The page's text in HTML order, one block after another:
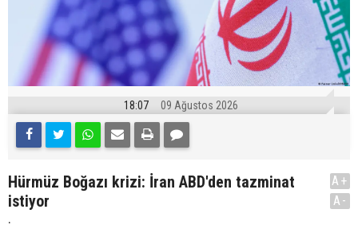
18:07 09 Ağustos 2026
Hürmüz Boğazı krizi: İran ABD'den tazminat
istiyor
.
A+
A-